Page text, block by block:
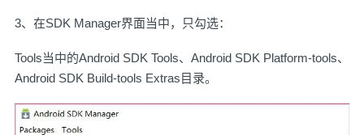
3、在SDK Manager界面当中，只勾选：
Tools当中的Android SDK Tools、Android SDK Platform-tools、
Android SDK Build-tools Extras目录。